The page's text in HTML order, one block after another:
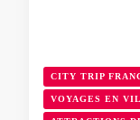
CITY TRIP
VOYAGES EN